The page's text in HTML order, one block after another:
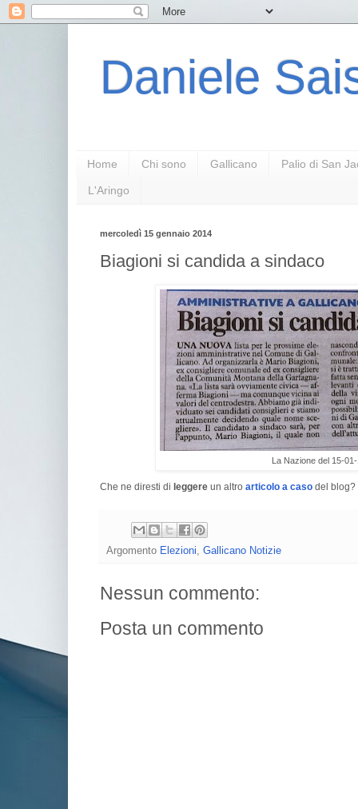
Daniele
Home Chi sono Gallicano Palio di San
L'Aringo
mercoledì 15 gennaio 2014
Biagioni si candida a sindaco
La Nazione del 15-
Che ne diresti di leggere un altro articolo a caso del blog?
Argomento Elezioni Gallicano Notizie
Nessun commento:
Posta un commento